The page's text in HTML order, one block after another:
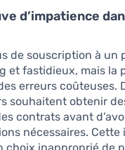
d’impatience
de souscription à un
et fastidieux, mais la
erreurs coûteuses.
souhaitent obtenir
contrats avant
nécessaires.